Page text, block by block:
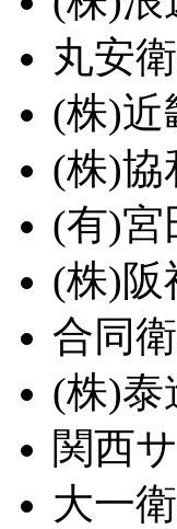
丸安
(株)近
(株)協
(有)宮
(株)阪
合同
(株)泰
関西
大一